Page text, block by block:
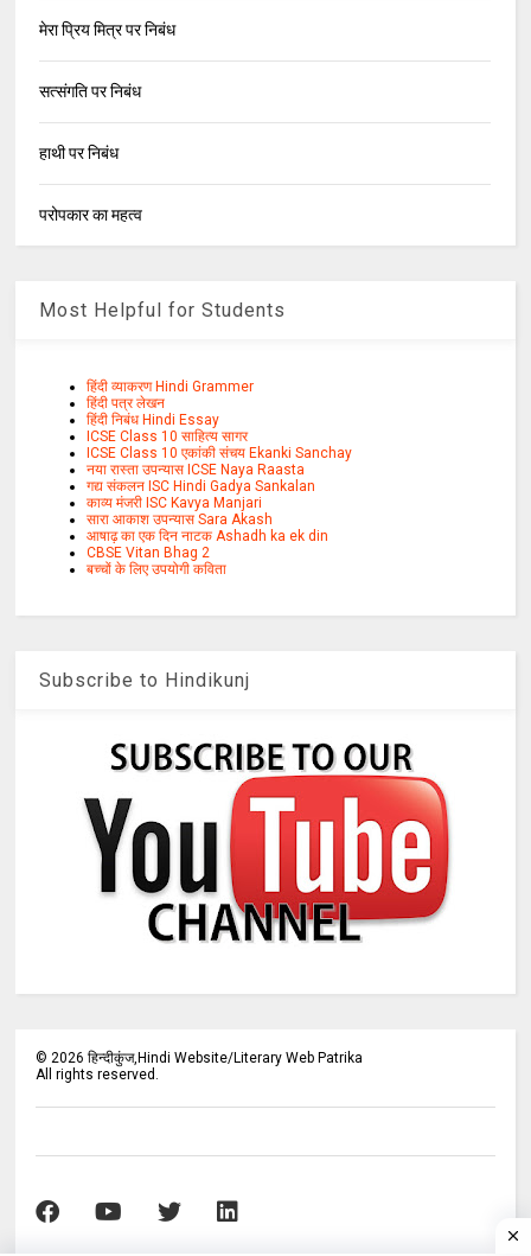
मेरा प्रिय मित्र पर निबंध
सत्संगति पर निबंध
हाथी पर निबंध
परोपकार का महत्व
Most Helpful for Students
हिंदी व्याकरण Hindi Grammer
हिंदी पत्र लेखन
हिंदी निबंध Hindi Essay
ICSE Class 10 साहित्य सागर
ICSE Class 10 एकांकी संचय Ekanki Sanchay
नया रास्ता उपन्यास ICSE Naya Raasta
गद्य संकलन ISC Hindi Gadya Sankalan
काव्य मंजरी ISC Kavya Manjari
सारा आकाश उपन्यास Sara Akash
आषाढ़ का एक दिन नाटक Ashadh ka ek din
CBSE Vitan Bhag 2
बच्चों के लिए उपयोगी कविता
Subscribe to Hindikunj
©2026 हिन्दीकुंज,Hindi Website/Literary Web Patrika
All rights reserved.